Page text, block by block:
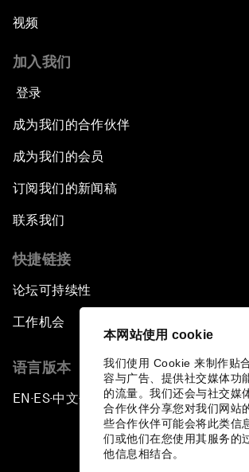
本网站使用 cookie
我们使用 Cookie 来制作贴
容与广告、提供社交媒体功
的流量。我们还会与社交媒
合作伙伴分享您对我们网站
些合作伙伴可能会将此类信
们或他们在您使用其服务的
他信息相结合。
视频
加入我们
登录
成为我们的合作伙伴
成为我们的会员
订阅我们的新闻稿
联系我们
快捷链接
论坛可持续性
工作机会
语言版本
EN ▪ ES▪中文▪ 日本語